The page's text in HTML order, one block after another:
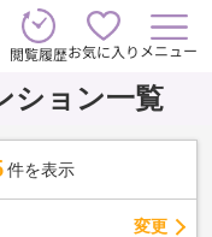
閲覧履歴お気に入り メニュー
ション一覧
件を表示
変更